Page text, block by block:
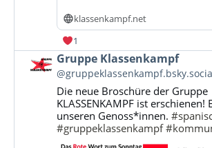
klassenkampf.net
1
Beitrag
von
Gruppe
Klassenkampf
Bluesky
ansehen
Gruppe Klassenkampf
Die neue Broschüre der Gruppe
KLASSENKAMPF ist erschienen!
unseren Genoss*innen.
#gruppeklassenkampf